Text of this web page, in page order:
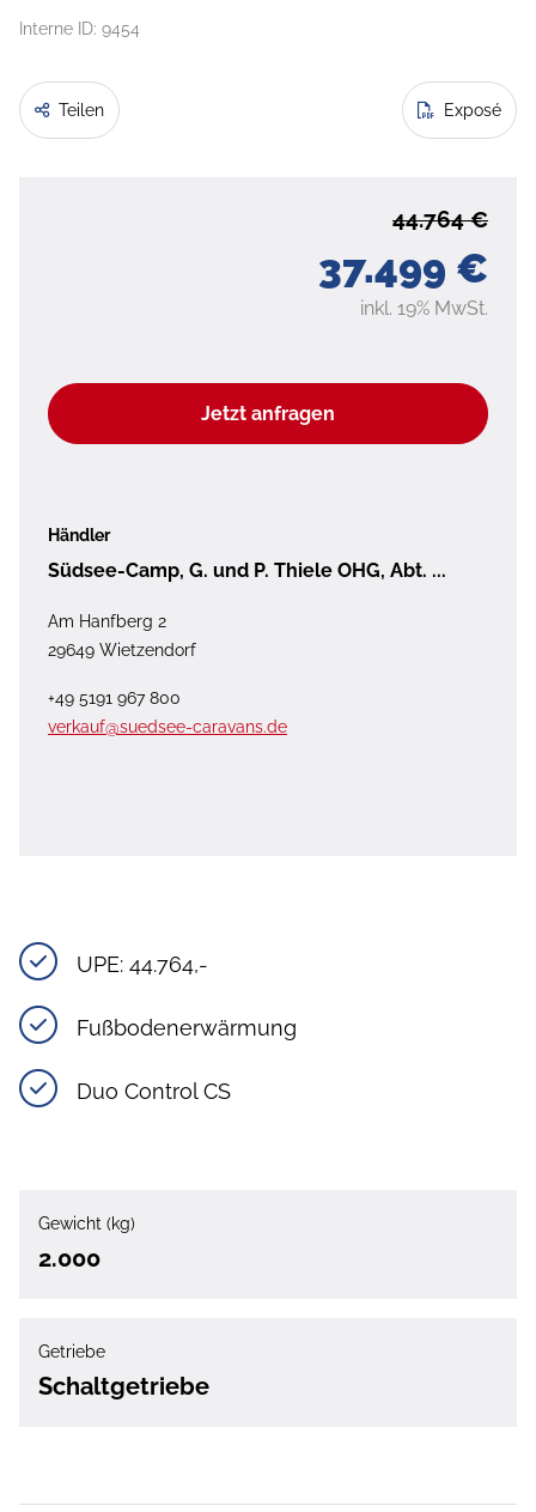
Interne ID: 9454
Teilen Exposé
37.499 €
44.764 €
inkl. 19% MwSt.
Jetzt anfragen
Händler
Südsee-Camp, G. und P. Thiele OHG, Abt. ...
Am Hanfberg 2
29649 Wietzendorf
+49 5191 967 800
verkauf@suedsee-caravans.de
UPE: 44.764,- 
Fußbodenerwärmung
Duo Control CS
Gewicht (kg)
2.000
Getriebe
Schaltgetriebe